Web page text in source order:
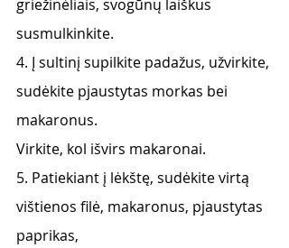
griežinėliais, svogūnų laiškus
susmulkinkite.
4. Į sultinį supilkite padažus, užvirkite,
sudėkite pjaustytas morkas bei
makaronus.
Virkite, kol išvirs makaronai.
5. Patiekiant į lėkštę, sudėkite virtą
vištienos filė, makaronus, pjaustytas
paprikas,